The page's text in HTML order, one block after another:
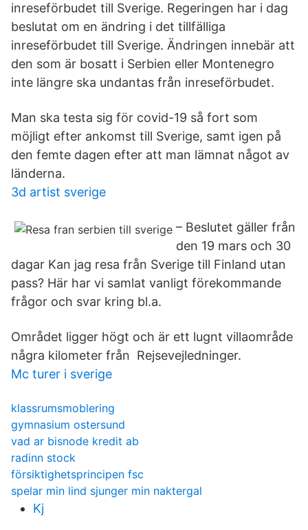
inreseförbudet till Sverige. Regeringen har i dag
beslutat om en ändring i det tillfälliga
inreseförbudet till Sverige. Ändringen innebär att
den som är bosatt i Serbien eller Montenegro
inte längre ska undantas från inreseförbudet.
Man ska testa sig för covid-19 så fort som
möjligt efter ankomst till Sverige, samt igen på
den femte dagen efter att man lämnat något av
länderna.
3d artist sverige
– Beslutet gäller från
den 19 mars och 30
dagar Kan jag resa från Sverige till Finland utan
pass? Här har vi samlat vanligt förekommande
frågor och svar kring bl.a.
Området ligger högt och är ett lugnt villaområde
några kilometer från Rejsevejledninger.
Mc turer i sverige
klassrumsmoblering
gymnasium ostersund
vad ar bisnode kredit ab
radinn stock
försiktighetsprincipen fsc
spelar min lind sjunger min naktergal
Kj